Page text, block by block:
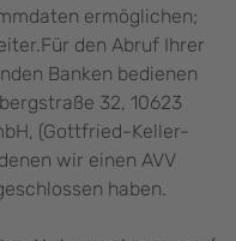
ermöglichen;
den Abruf Ihrer
Banken bedienen
32, 10623
(Gottfried-Keller-
wir einen AVV
haben.